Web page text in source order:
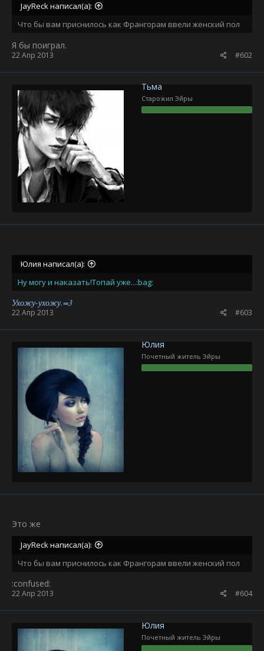
JayReck написал(а):
Что бы вам приснилось как Франгорам ввели женский пол
Я бы поиграл.
22 Апр 2013 #602
Тьма
Старожил Эйры
Юлия написал(а):
Ну могу и наказать!Топай уже...:bag:
Ухожу-ухожу.=3
22 Апр 2013 #603
Юлия
Почетный житель Эйры
Это же
JayReck написал(а):
Что бы вам приснилось как Франгорам ввели женский пол
:confused:
22 Апр 2013 #604
Юлия
Почетный житель Эйры